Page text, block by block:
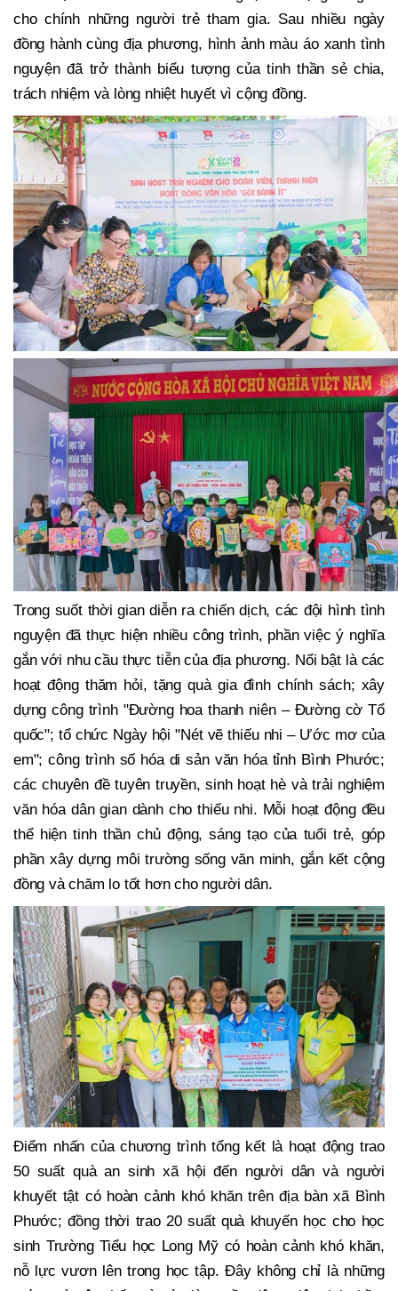
cho chính những người trẻ tham gia. Sau nhiều ngày
đồng hành cùng địa phương, hình ảnh màu áo xanh tình
nguyện đã trở thành biểu tượng của tinh thần sẻ chia,
trách nhiệm và lòng nhiệt huyết vì cộng đồng.
Trong suốt thời gian diễn ra chiến dịch, các đội hình tình
nguyện đã thực hiện nhiều công trình, phần việc ý nghĩa
gắn với nhu cầu thực tiễn của địa phương. Nổi bật là các
hoạt động thăm hỏi, tặng quà gia đình chính sách; xây
dựng công trình "Đường hoa thanh niên – Đường cờ Tổ
quốc"; tổ chức Ngày hội "Nét vẽ thiếu nhi – Ước mơ của
em"; công trình số hóa di sản văn hóa tỉnh Bình Phước;
các chuyên đề tuyên truyền, sinh hoạt hè và trải nghiệm
văn hóa dân gian dành cho thiếu nhi. Mỗi hoạt động đều
thể hiện tinh thần chủ động, sáng tạo của tuổi trẻ, góp
phần xây dựng môi trường sống văn minh, gắn kết cộng
đồng và chăm lo tốt hơn cho người dân.
Điểm nhấn của chương trình tổng kết là hoạt động trao
50 suất quà an sinh xã hội đến người dân và người
khuyết tật có hoàn cảnh khó khăn trên địa bàn xã Bình
Phước; đồng thời trao 20 suất quà khuyến học cho học
sinh Trường Tiểu học Long Mỹ có hoàn cảnh khó khăn,
nỗ lực vươn lên trong học tập. Đây không chỉ là những